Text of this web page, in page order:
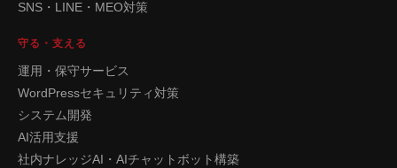
SNS・LINE・MEO対策
守る・支える
運用・保守サービス
WordPressセキュリティ対策
システム開発
AI活用支援
社内ナレッジAI・AIチャットボット構築